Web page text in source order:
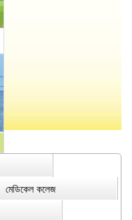
মেডিকেল কলেজ